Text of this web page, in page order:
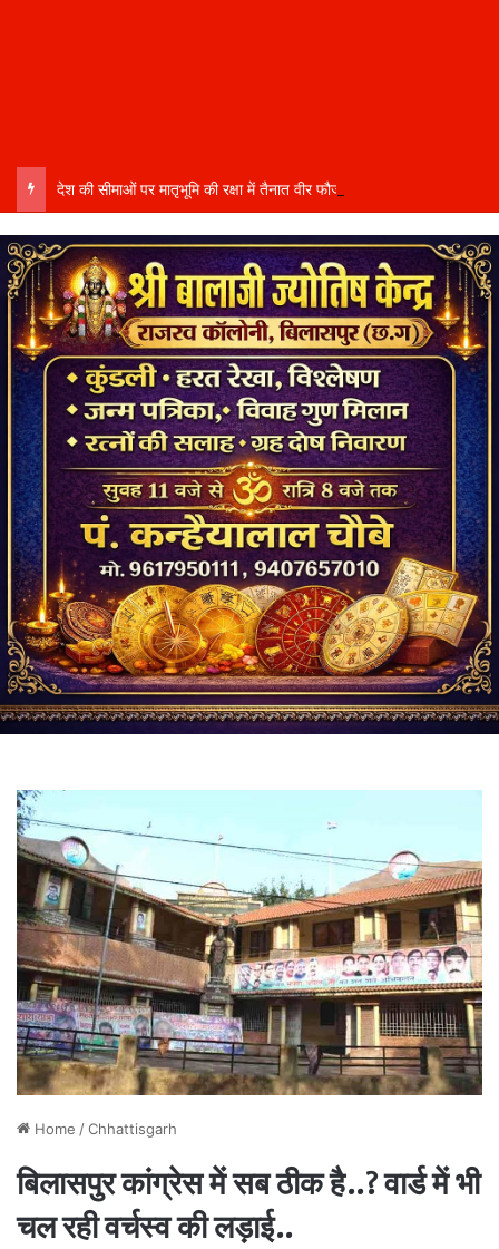
Home /Chhattisgarh
बिलासपुर कांग्रेस में सब ठीक है..? वार्ड में भी
चल रही वर्चस्व की लड़ाई..